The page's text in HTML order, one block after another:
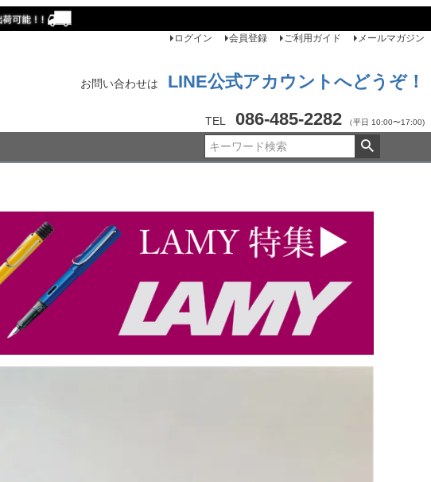
ログイン 会員登録 ご利用ガイド メールマガジン
お問い合わせは LINE公式アカウントへどうぞ！
TEL 086-485-2282 （平日 10:00〜17:00)